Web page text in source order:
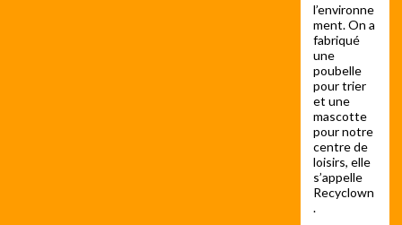
l’environne
ment. On a
fabriqué
une
poubelle
pour trier
et une
mascotte
pour notre
centre de
loisirs, elle
s’appelle
Recyclown
.